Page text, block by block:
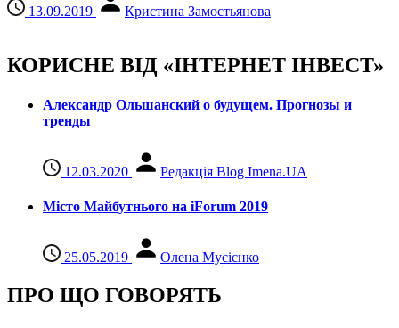
13.09.2019 Кристина Замостьянова
КОРИСНЕ ВІД «ІНТЕРНЕТ ІНВЕСТ»
Александр Ольшанский о будущем. Прогнозы и
тренды
12.03.2020 Редакція Blog Imena.UA
Місто Майбутнього на iForum 2019
25.05.2019 Олена Мусієнко
ПРО ЩО ГОВОРЯТЬ